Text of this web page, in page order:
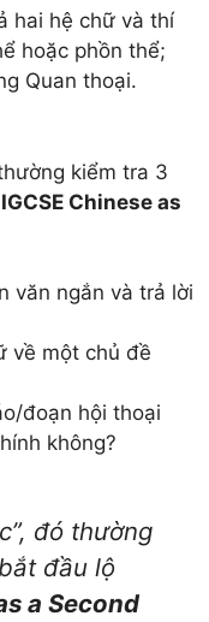
hai hệ chữ và thí
hoặc phồn thể;
Quan thoại.
kiểm tra 3
IGCSE Chinese as
văn ngắn và trả lời
về một chủ đề
đoạn hội thoại
không?
đó thường
đầu lộ
a Second